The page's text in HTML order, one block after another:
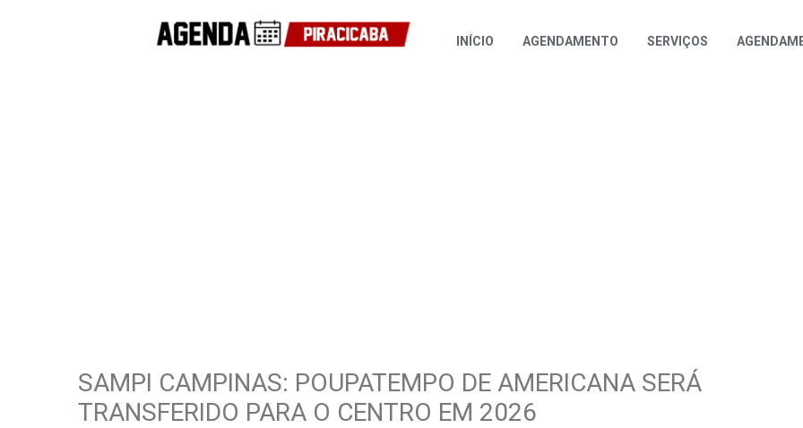
INÍCIO AGENDAMENTO SERVIÇOS
SAMPI CAMPINAS: POUPATEMPO DE AMERICANA SERÁ
TRANSFERIDO PARA O CENTRO EM 2026